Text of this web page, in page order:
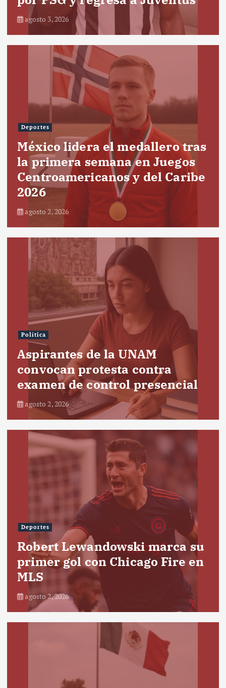
agosto 3, 2026
Deportes
México lidera el medallero tras
la primera semana en Juegos
Centroamericanos y del Caribe
2026
agosto 2, 2026
Política
Aspirantes de la UNAM
convocan protesta contra
examen de control presencial
agosto 2, 2026
Deportes
Robert Lewandowski marca su
primer gol con Chicago Fire en
MLS
agosto 2, 2026